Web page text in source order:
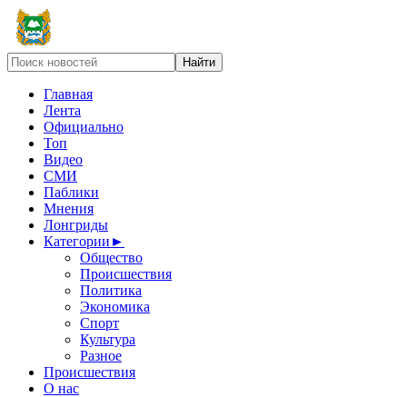
Главная
Лента
Официально
Топ
Видео
СМИ
Паблики
Мнения
Лонгриды
Категории ►
Общество
Происшествия
Политика
Экономика
Спорт
Культура
Разное
Происшествия
О нас